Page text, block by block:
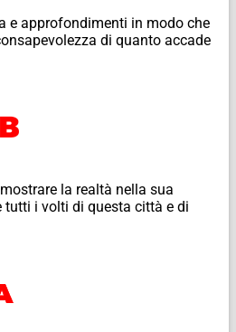
e approfondimenti in modo che
di quanto accade
la realtà nella sua
tutti i volti di questa città e di